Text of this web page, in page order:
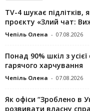
TV-4 шукає підлітків,
проєкту «Злий чат:
Чепіль Олена - 07.08.2026
Понад 90% шкіл з
гарячого харчування
Чепіль Олена - 07.08.2026
Як офіси “Зроблено в
розвивати власну